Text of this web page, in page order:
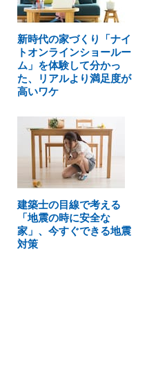
新時代の家づくり「ナイ
トオンラインショールー
ム」を体験して分かっ
た、リアルより満足度が
高いワケ
建築士の目線で考える
「地震の時に安全な
家」、今すぐできる地震
対策